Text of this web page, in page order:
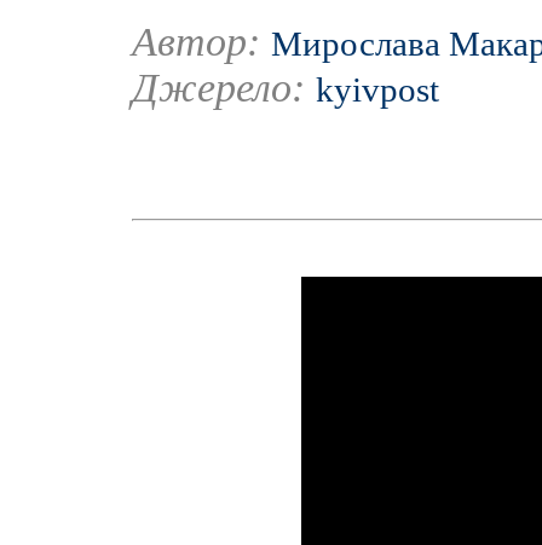
Автор: Мирослава
Джерело: kyivpost